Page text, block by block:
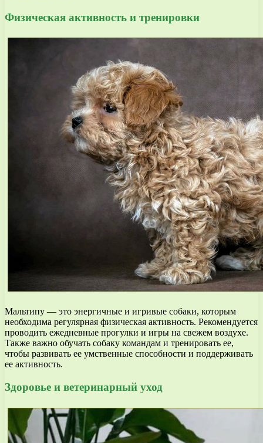
Физическая активность и тренировки
Мальтипу — это энергичные и игривые собаки, которым
необходима регулярная физическая активность. Рекомендуется
проводить ежедневные прогулки и игры на свежем воздухе.
Также важно обучать собаку командам и тренировать ее,
чтобы развивать ее умственные способности и поддерживать
ее активность.
Здоровье и ветеринарный уход